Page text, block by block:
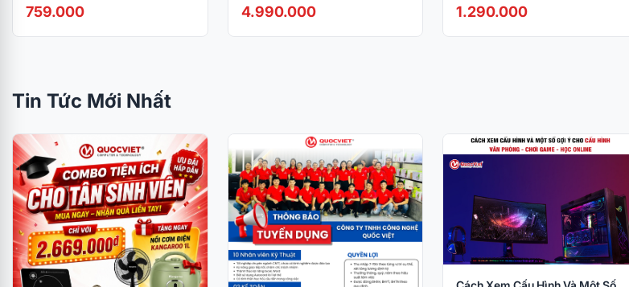
759.000 4.990.000 1.290.000
Tin Tức Mới Nhất